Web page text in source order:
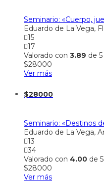
Seminario: «Cuerpo,
Eduardo de La Vega,
15
17
Valorado con 3.89 de 5
$28000
Ver más
$28000
Seminario: «Destinos
Eduardo de La Vega,
13
34
Valorado con 4.00 de 5
$28000
Ver más